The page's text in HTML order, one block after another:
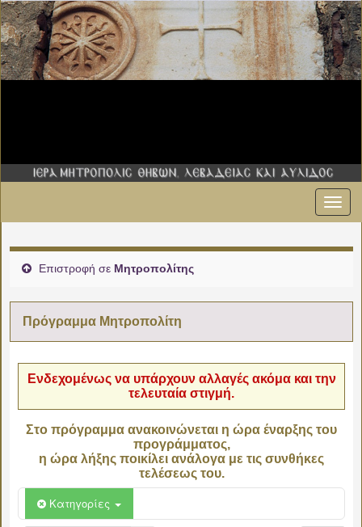
Επιστροφή σε Μητροπολίτης
Πρόγραμμα Μητροπολίτη
Ενδεχομένως να υπάρχουν αλλαγές ακόμα και την
τελευταία στιγμή.
Στο πρόγραμμα ανακοινώνεται η ώρα έναρξης του
προγράμματος,
η ώρα λήξης ποικίλει ανάλογα με τις συνθήκες
τελέσεως του.
Κατηγορίες